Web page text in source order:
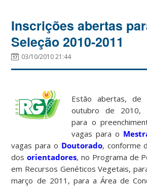
Inscrições abertas
Seleção 2010-2011
03/10/2010 21:44
Estão abertas,
outubro de 2010,
para o
vagas para o
vagas para o Doutorado, conforme
dosorientadores, no Programa de
em Recursos Genéticos Vegetais,
março de 2011, para a Área de